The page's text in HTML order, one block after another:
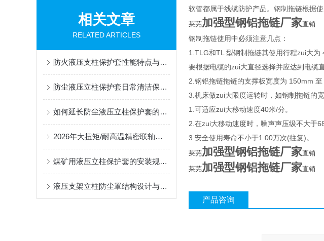
相关文章
RELATED ARTICLES
防火液压支柱保护套性能特点与阻燃防护应用
防尘液压立柱保护套日常清洁保养与更换规范
如何延长防尘液压立柱保护套的使用寿命？
2026年大扭矩/耐高温精密联轴器定制找哪家？能实现精准定制的优质厂家盘点
煤矿用液压立柱保护套的安装规范与使用寿命提升方案
液压支架立柱防尘罩结构设计与密封防护原理
软管都属于线缆防护产品。钢制拖链根据
莱芜加强型钢铝拖链厂家直销
钢制拖链使用中必须注意几点：
1.TLG和TL 型钢制拖链其使用行程zui大
要根据电缆的zui大直径选择并应达到电缆
2.钢铝拖链拖链的支撑板宽度为 150mm
3.机床做zui大限度运转时，如钢制拖链的
1.可适应zui大移动速度40米/分。
2.在zui大移动速度时，噪声声压级不大于68
3.安全使用寿命不小于1 00万次(往复)。
莱芜加强型钢铝拖链厂家直销
莱芜加强型钢铝拖链厂家直销
产品咨询